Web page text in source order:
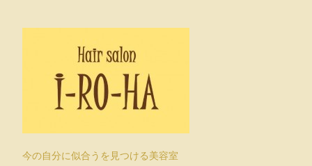
今の自分に似合うを見つける美容室